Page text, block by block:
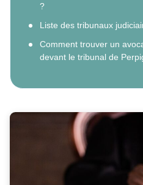
?
Liste des tribunaux
Comment trouver un
devant le tribunal de